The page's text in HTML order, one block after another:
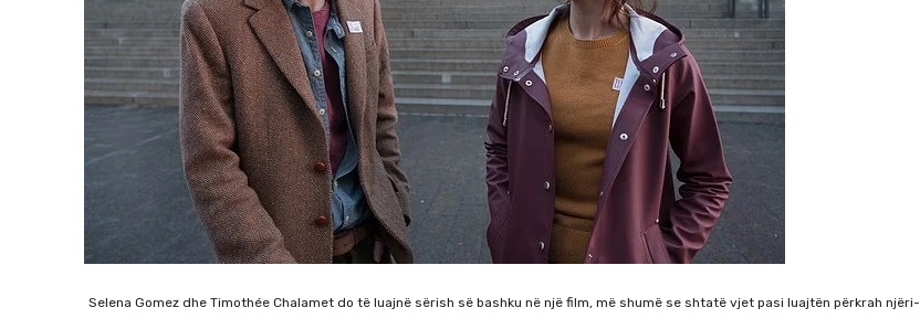
Selena Gomez dhe Timothée Chalamet do të luajnë sërish së bashku në një film, më shumë se shtatë vjet pasi luajtën përkrah njëri-